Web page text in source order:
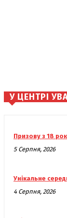
У ЦЕНТРІ
Призову з 18
5 Серпня, 2026
Унікальне
4 Серпня, 2026